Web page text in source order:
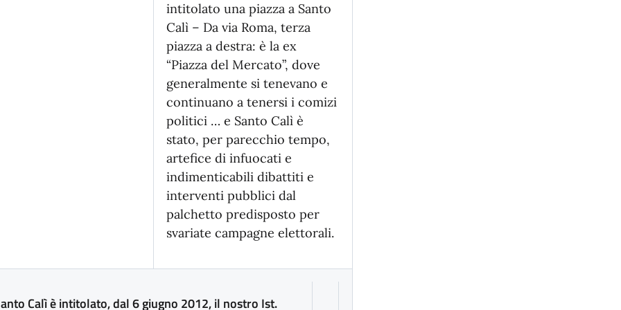
intitolato una piazza a Santo
Calì – Da via Roma, terza
piazza a destra: è la ex
“Piazza del Mercato”, dove
generalmente si tenevano e
continuano a tenersi i comizi
politici … e Santo Calì è
stato, per parecchio tempo,
artefice di infuocati e
indimenticabili dibattiti e
interventi pubblici dal
palchetto predisposto per
svariate campagne elettorali.
Calì è intitolato, dal 6 giugno 2012, il nostro Ist.